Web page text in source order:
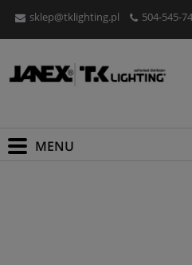
sklep@tklighting.pl 504-545-